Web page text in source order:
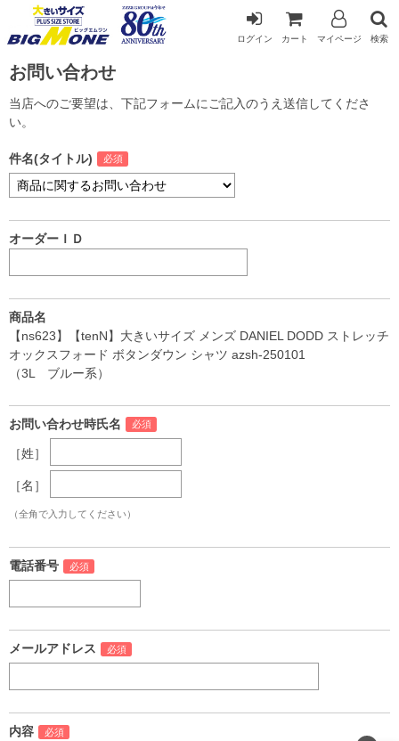
ログイン カート マイページ 検索
お問い合わせ
当店へのご要望は、下記フォームにご記入のうえ送信してくださ
い。
件名(タイトル)
オーダーＩＤ
商品名
【ns623】【tenN】大きいサイズ メンズ DANIEL DODD ストレッチ
オックスフォード ボタンダウン シャツ azsh-250101
（3L ブルー系）
お問い合わせ時氏名
［姓］
［名］
（全角で入力してください）
電話番号
メールアドレス
内容